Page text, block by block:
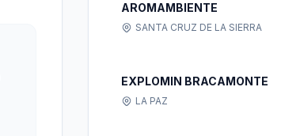
AROMAMBIENTE
SANTA CRUZ DE LA SIERRA
EXPLOMIN BRACAMONTE
LA PAZ